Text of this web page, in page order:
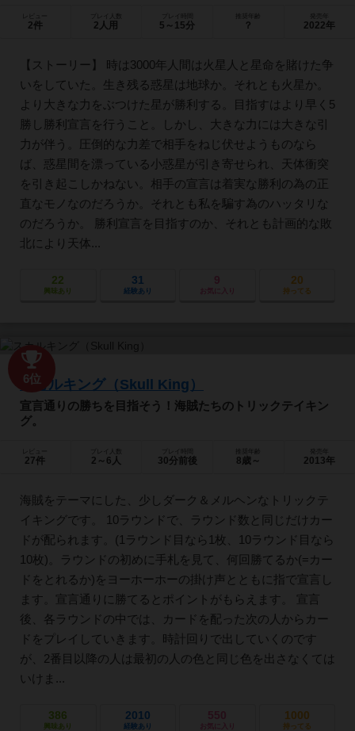
2件
プレイ人数
2人用 5～15分 ？ 2022年
【ストーリー】 時は3000年人間は火星人と星命を賭けた争
いをしていた。生き残る惑星は地球か。それとも火星か。
より大きな力をぶつけた星が勝利する。目指すはより早く5
勝し勝利宣言を行うこと。しかし、大きな力には大きな引
力が伴う。圧倒的な力差で相手をねじ伏せようものなら
ば、惑星間を漂っている小惑星が引き寄せられ、天体衝突
を引き起こしかねない。相手の宣言は着実な勝利の為の正
直なモノなのだろうか。それとも私を騙す為のハッタリな
のだろうか。 勝利宣言を目指すのか、それとも計画的な敗
北により天体...
22
興味あり
31
経験あり
9
お気に入り
20
持ってる
6位
スカルキング（Skull King）
宣言通りの勝ちを目指そう！海賊たちのトリックテイキン
グ。
27件
プレイ人数
2～6人 30分前後 8歳～ 2013年
海賊をテーマにした、少しダーク＆メルヘンなトリックテ
イキングです。 10ラウンドで、ラウンド数と同じだけカー
ドが配られます。(1ラウンド目なら1枚、10ラウンド目なら
10枚)。ラウンドの初めに手札を見て、何回勝てるか(=カー
ドをとれるか)をヨーホーホーの掛け声とともに指で宣言し
ます。宣言通りに勝てるとポイントがもらえます。 宣言
後、各ラウンドの中では、カードを配った次の人からカー
ドをプレイしていきます。時計回りで出していくのです
が、2番目以降の人は最初の人の色と同じ色を出さなくては
いけま...
386
興味あり
2010
経験あり
550
お気に入り
1000
持ってる